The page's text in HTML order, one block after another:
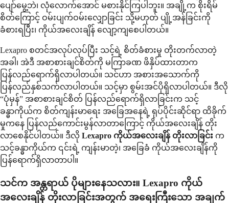
ပျော်မွေ့ဘဲ၊ လုံလောက်အောင် မစားနိုင်ကြပါဘူး။ အချို့က စိုးရိမ်
စိတ်ကြောင့် ဝမ်းပျက်ဝမ်းလျှောခြင်း သို့မဟုတ် ပျို့အန်ခြင်းကို
ခံစားရပြီး၊ ကိုယ်အလေးချိန် လျော့ကျစေပါတယ်။
Lexapro စတင်အလုပ်လုပ်ပြီး သင့်ရဲ့ စိတ်ခံစားမှု တိုးတက်လာတဲ့
အခါ၊ အဲဒီ အစာစားချင်စိတ်ကို မကြာခဏ ဖိနှိပ်ထားတာက
ပြန်လည်ရောက်ရှိလာပါတယ်။ သင်ဟာ အစားအသောက်ကို
ပြန်လည်နှစ်သက်လာပါတယ်။ သင့်မှာ စွမ်းအင်ပိုရှိလာပါတယ်။ ဒီလို
“ပုံမှန်” အစာစားချင်စိတ် ပြန်လည်ရောက်ရှိလာခြင်းက သင့်
ခန္ဓာကိုယ်က စိတ်ကျန်းမာရေး အခြေအနေရဲ့ ရုပ်ပိုင်းဆိုင်ရာ ထိခိုက်
မှုကနေ ပြန်လည်ကောင်းမွန်လာတာကြောင့် ကိုယ်အလေးချိန် တိုး
လာစေနိုင်ပါတယ်။ ဒီလို Lexapro ကိုယ်အလေးချိန် တိုးလာခြင်း က
သင့်ခန္ဓာကိုယ်က ၎င်းရဲ့ ကျန်းမာတဲ့၊ အခြေခံ ကိုယ်အလေးချိန်ကို
ပြန်ရောက်ရှိလာတာပါ။
သင်က အန္တရာယ် ပိုများနေသလား။ Lexapro ကိုယ်
အလေးချိန် တိုးလာခြင်းအတွက် အရေးကြီးသော အချက်